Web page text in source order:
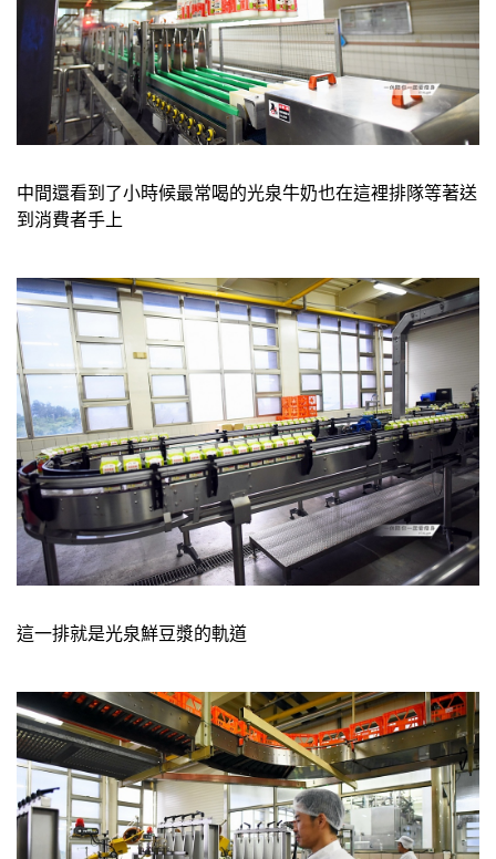
中間還看到了小時候最常喝的光泉牛奶也在這裡排隊等著送
到消費者手上
這一排就是光泉鮮豆漿的軌道